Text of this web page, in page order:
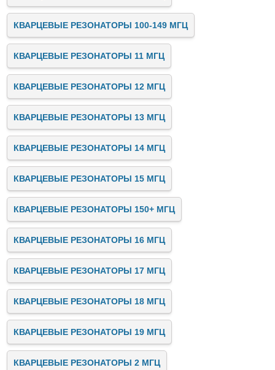
КВАРЦЕВЫЕ РЕЗОНАТОРЫ 100-149 МГЦ
КВАРЦЕВЫЕ РЕЗОНАТОРЫ 11 МГЦ
КВАРЦЕВЫЕ РЕЗОНАТОРЫ 12 МГЦ
КВАРЦЕВЫЕ РЕЗОНАТОРЫ 13 МГЦ
КВАРЦЕВЫЕ РЕЗОНАТОРЫ 14 МГЦ
КВАРЦЕВЫЕ РЕЗОНАТОРЫ 15 МГЦ
КВАРЦЕВЫЕ РЕЗОНАТОРЫ 150+ МГЦ
КВАРЦЕВЫЕ РЕЗОНАТОРЫ 16 МГЦ
КВАРЦЕВЫЕ РЕЗОНАТОРЫ 17 МГЦ
КВАРЦЕВЫЕ РЕЗОНАТОРЫ 18 МГЦ
КВАРЦЕВЫЕ РЕЗОНАТОРЫ 19 МГЦ
КВАРЦЕВЫЕ РЕЗОНАТОРЫ 2 МГЦ